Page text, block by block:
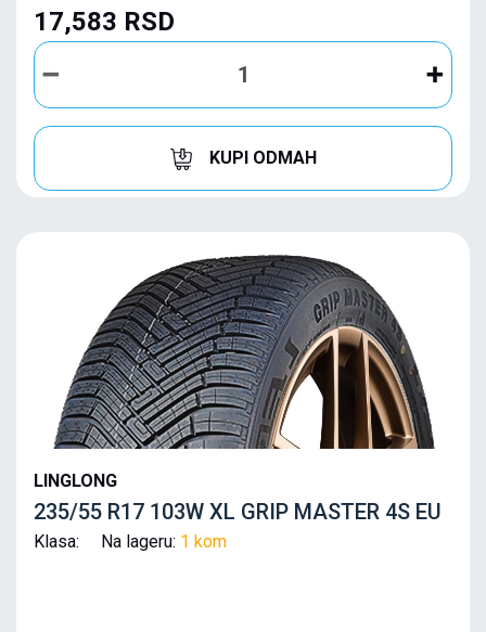
17,583 RSD
KUPI ODMAH
LINGLONG
235/55 R17 103W XL GRIP MASTER 4S EU
Klasa: Na lageru: 1 kom